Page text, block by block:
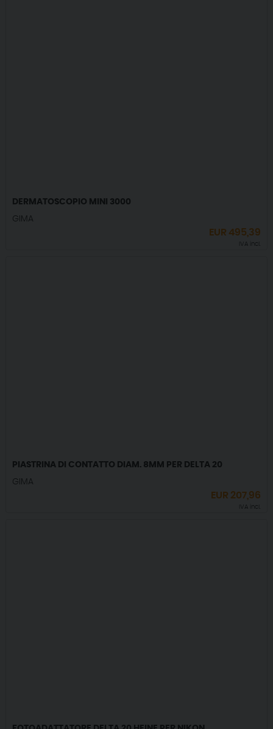
DERMATOSCOPIO MINI 3000
GIMA
EUR 495,39
IVA incl.
PIASTRINA DI CONTATTO DIAM. 8MM PER DELTA 20
GIMA
EUR 207,96
IVA incl.